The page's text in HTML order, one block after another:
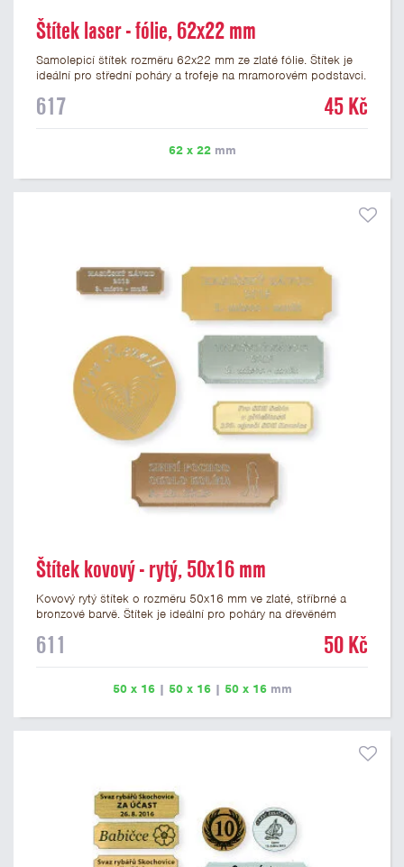
Štítek laser - fólie, 62x22 mm
Samolepicí štítek rozměru 62x22 mm ze zlaté fólie. Štítek je
ideální pro střední poháry a trofeje na mramorovém podstavci.
textu doporučujeme maximálně 3 řádky, aby byla zachována
prvním kroku objednávky.
617 45 Kč
62 x 22mm
Štítek kovový - rytý, 50x16 mm
Kovový rytý štítek o rozměru 50x16 mm ve zlaté, stříbrné a
bronzové barvě. Štítek je ideální pro poháry na dřevěném
nebo text. U textu doporučujeme maximálně 3 řádky, aby byla
možné přiložit v prvním kroku objednávky.
611 50 Kč
50 x 16| 50 x 16| 50 x 16mm